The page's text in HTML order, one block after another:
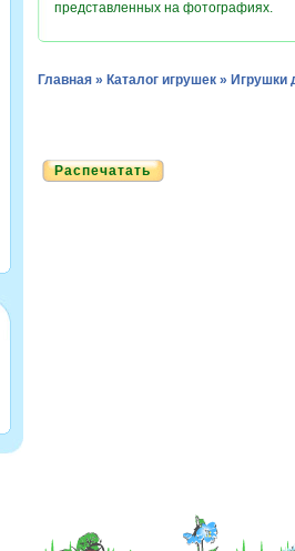
представленных на фотографиях.
Главная » Каталог игрушек » Игрушки
Распечатать